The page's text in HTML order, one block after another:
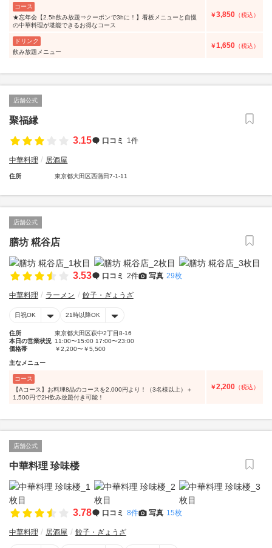
コース
★忘年会【2.5h飲み放題⇒クーポンで3hに！】看板メニューと自慢
の中華料理が堪能できるお得なコース
￥3,850 （税込）
ドリンク
飲み放題メニュー
￥1,650 （税込）
店舗公式
聚福縁
3.15
口コミ 1件
中華料理 居酒屋
住所 東京都大田区西蒲田7-1-11
店舗公式
膳坊 糀谷店
3.53 口コミ 2件 写真 29枚
中華料理 ラーメン 餃子・ぎょうざ
日祝OK 21時以降OK
住所
東京都大田区萩中2丁目8-16
本日の営業状況 11:00〜15:00 17:00〜23:00
価格帯
￥2,200〜￥5,500
主なメニュー
コース
【Aコース】お料理8品のコースを2,000円より！（3名様以上）＋
1,500円で2H飲み放題付き可能！
￥2,200 （税込）
店舗公式
中華料理 珍味楼
3.78 口コミ 8件 写真 15枚
中華料理 居酒屋 餃子・ぎょうざ